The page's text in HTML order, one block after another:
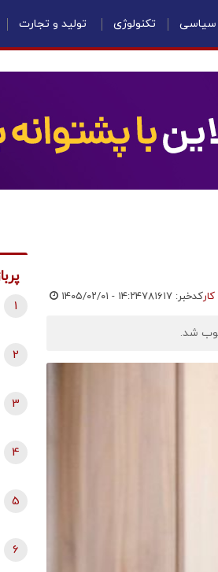
سیاسی تکنولوژی تولید و تجارت
کدخبر: ۷۸۱۶۱۷ ۱۴۰۵/۰۲/۰۱ - ۱۴:۲۴
شد.
1
2
3
4
5
6